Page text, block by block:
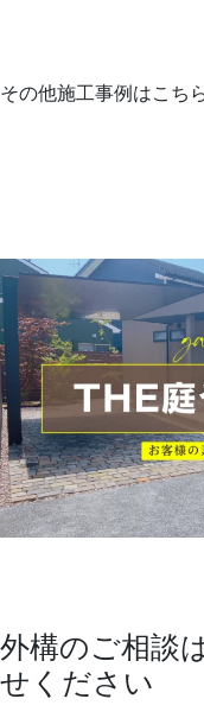
その他施工事例はこち
外構のご相談
せください